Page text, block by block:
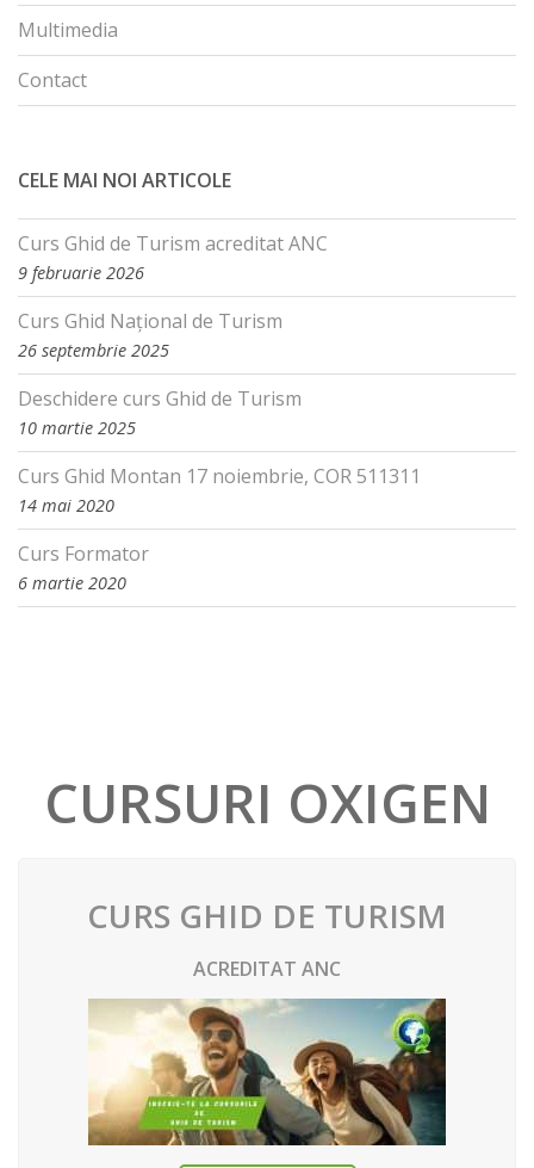
Multimedia
Contact
CELE MAI NOI ARTICOLE
Curs Ghid de Turism acreditat ANC
9 februarie 2026
Curs Ghid Național de Turism
26 septembrie 2025
Deschidere curs Ghid de Turism
10 martie 2025
Curs Ghid Montan 17 noiembrie, COR 511311
14 mai 2020
Curs Formator
6 martie 2020
CURSURI OXIGEN
CURS GHID DE TURISM
ACREDITAT ANC